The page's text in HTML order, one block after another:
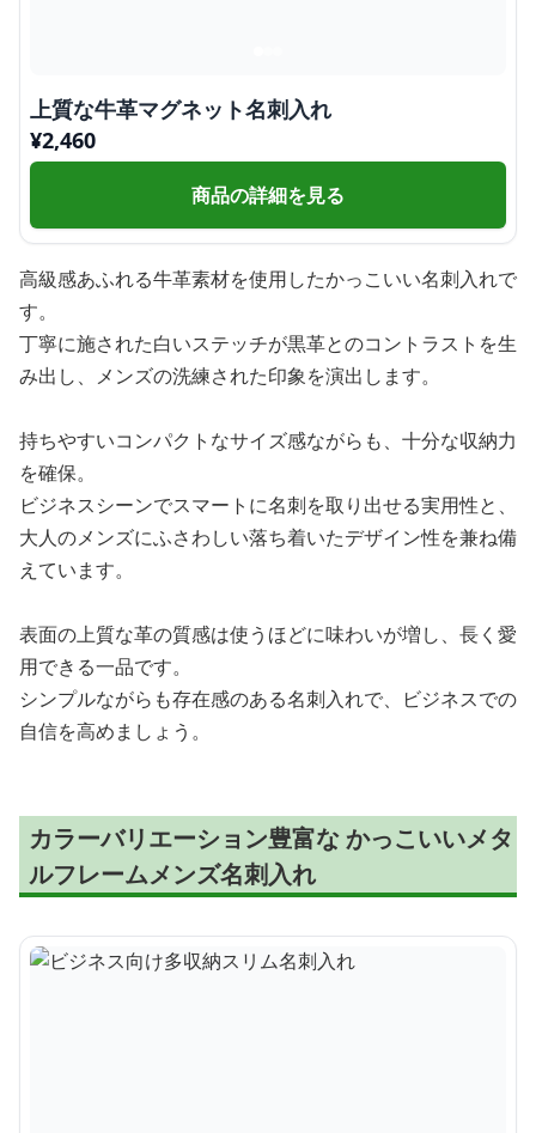
上質な牛革マグネット名刺入れ
¥2,460
商品の詳細を見る
高級感あふれる牛革素材を使用したかっこいい名刺入れで
す。
丁寧に施された白いステッチが黒革とのコントラストを生
み出し、メンズの洗練された印象を演出します。
持ちやすいコンパクトなサイズ感ながらも、十分な収納力
を確保。
ビジネスシーンでスマートに名刺を取り出せる実用性と、
大人のメンズにふさわしい落ち着いたデザイン性を兼ね備
えています。
表面の上質な革の質感は使うほどに味わいが増し、長く愛
用できる一品です。
シンプルながらも存在感のある名刺入れで、ビジネスでの
自信を高めましょう。
カラーバリエーション豊富な かっこいいメタ
ルフレームメンズ名刺入れ